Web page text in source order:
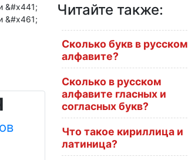
&#x441;
&#x461;
Читайте также:
Сколько букв в русском
алфавите?
Сколько в русском
алфавите гласных и
согласных букв?
Что такое кириллица и
латиница?